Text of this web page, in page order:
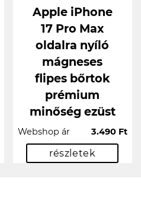
Apple iPhone
17 Pro Max
oldalra nyíló
mágneses
flipes bőrtok
prémium
minőség ezüst
Webshop ár 3.490 Ft
részletek